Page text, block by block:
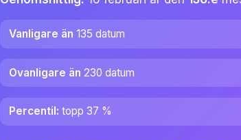
Vanligare än 135 datum
Ovanligare än 230 datum
Percentil: topp 37 %